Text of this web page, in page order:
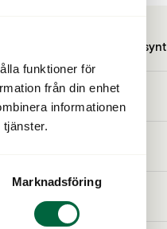
funktioner för
från din enhet
informationen
Marknadsföring
Bli en del av Klarsynt
Karriär